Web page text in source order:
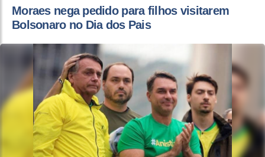
Moraes nega pedido para filhos visitarem
Bolsonaro no Dia dos Pais